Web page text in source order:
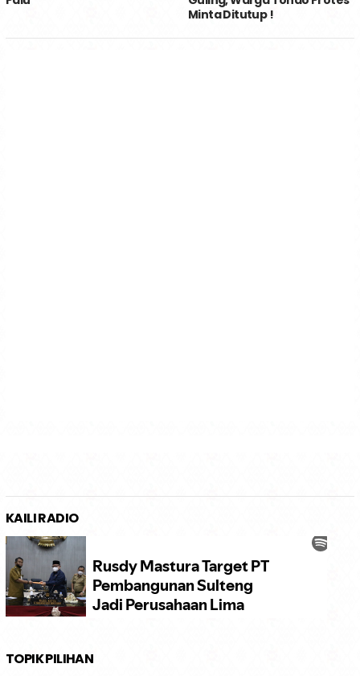
Minta Ditutup !
KAILI RADIO
TOPIK PILIHAN